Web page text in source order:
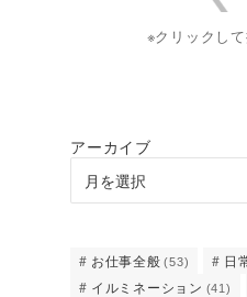
※クリックし
アーカイブ
お仕事全般 (53) 日
イルミネーション (41)